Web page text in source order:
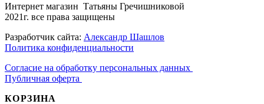
Интернет магазин Татьяны Гречишниковой
2021г. все права защищены
Разработчик сайта: Александр Шашлов
Политика конфиденциальности
Согласие на обработку персональных данных
Публичная оферта
КОРЗИНА